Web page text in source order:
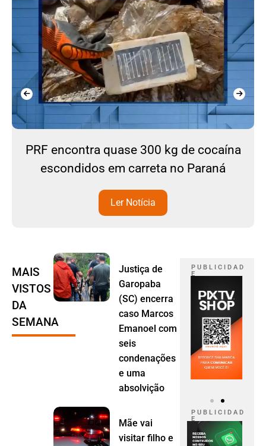
PRF encontra quase 300 kg de cocaína
escondidos em carreta no Paraná
Ler Notícia
MAIS
VISTOS
DA
SEMANA
Justiça de
Garopaba
(SC) encerra
caso Marcos
Emanoel com
seis
condenações
e uma
absolvição
Mãe vai
visitar filho e
P U B L I C I D A D
E
P U B L I C I D A D
E